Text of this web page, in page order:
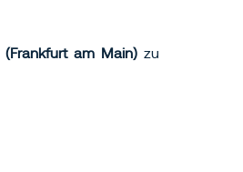
(Frankfurt am Main)zu